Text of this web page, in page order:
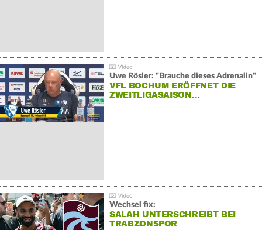
Uwe Rösler: "Brauche dieses Adrenalin"
VFL BOCHUM ERÖFFNET DIE
ZWEITLIGASAISON…
Wechsel fix:
SALAH UNTERSCHREIBT BEI
TRABZONSPOR